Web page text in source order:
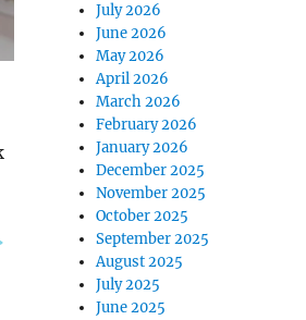
July 2026
June 2026
May 2026
April 2026
March 2026
February 2026
January 2026
December 2025
November 2025
October 2025
September 2025
August 2025
July 2025
June 2025